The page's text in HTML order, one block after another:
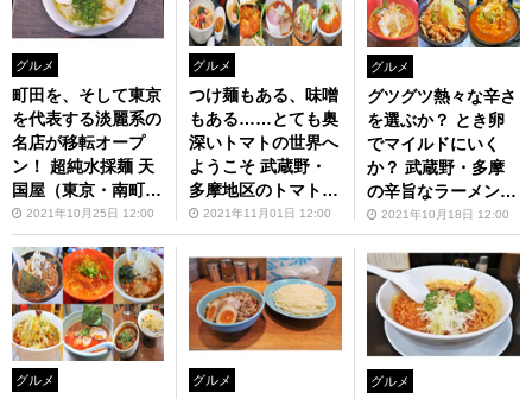
グルメ
町田を、そして東京
を代表する淡麗系の
名店が移転オープ
ン！ 超純水採麺 天
国屋（東京・南町田
グランベリーパー
ク）【ZATSUのオ
スス麺 in 武蔵野・
多摩】第77回
2021年10月25日 12:00
グルメ
つけ麺もある、味噌
もある……とても奥
深いトマトの世界へ
ようこそ 武蔵野・
多摩地区のトマトラ
ーメン特集【ZATS
Uのオスス麺 in 武
蔵野・多摩】第78回
2021年11月01日 12:00
グルメ
グツグツ熱々な辛さ
を選ぶか？ とき卵
でマイルドにいく
か？ 武蔵野・多摩
の辛旨なラーメンを
食べられるお店 後
編【ZATSUのオス
ス麺 in 武蔵野・多
摩】第76回
2021年10月18日 12:00
グルメ グルメ グルメ